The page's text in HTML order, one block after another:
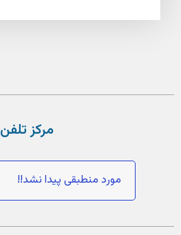
مرکز تلفن
مورد منطبقی پیدا نشد!!